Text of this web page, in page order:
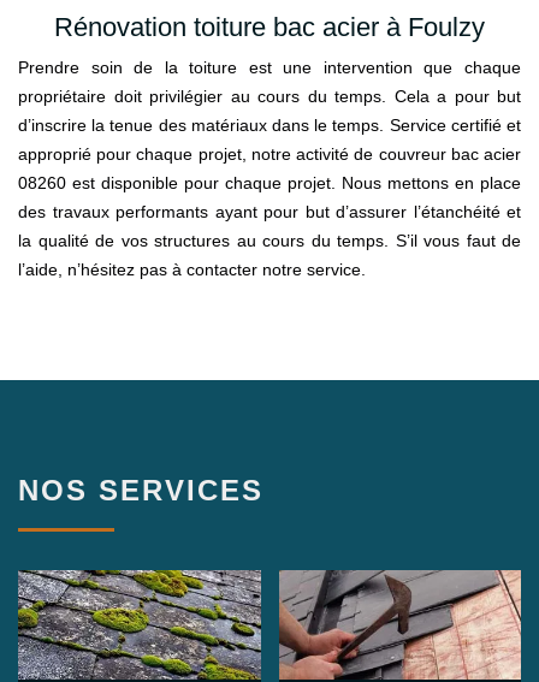
Rénovation toiture bac acier à Foulzy
Prendre soin de la toiture est une intervention que chaque
propriétaire doit privilégier au cours du temps. Cela a pour but
d’inscrire la tenue des matériaux dans le temps. Service certifié et
approprié pour chaque projet, notre activité de couvreur bac acier
08260 est disponible pour chaque projet. Nous mettons en place
des travaux performants ayant pour but d’assurer l’étanchéité et
la qualité de vos structures au cours du temps. S’il vous faut de
l’aide, n’hésitez pas à contacter notre service.
NOS SERVICES